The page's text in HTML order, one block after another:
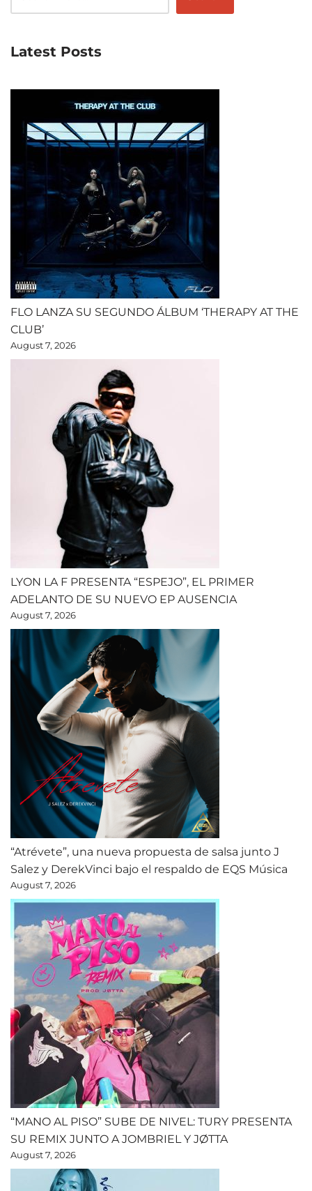
Latest Posts
FLO LANZA SU SEGUNDO ÁLBUM ‘THERAPY AT THE
CLUB’
August 7, 2026
LYON LA F PRESENTA “ESPEJO”, EL PRIMER
ADELANTO DE SU NUEVO EP AUSENCIA
August 7, 2026
“Atrévete”, una nueva propuesta de salsa junto J
Salez y DerekVinci bajo el respaldo de EQS Música
August 7, 2026
“MANO AL PISO” SUBE DE NIVEL: TURY PRESENTA
SU REMIX JUNTO A JOMBRIEL Y JØTTA
August 7, 2026